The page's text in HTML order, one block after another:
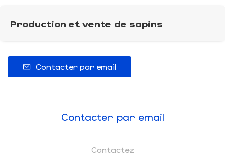
Production et vente de sapins
Contacter par email
Contacter par email
Contactez